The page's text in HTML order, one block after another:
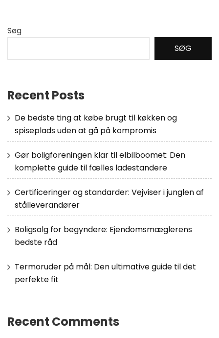
Søg
SØG
Recent Posts
De bedste ting at købe brugt til køkken og
spiseplads uden at gå på kompromis
Gør boligforeningen klar til elbilboomet: Den
komplette guide til fælles ladestandere
Certificeringer og standarder: Vejviser i junglen af
stålleverandører
Boligsalg for begyndere: Ejendomsmæglerens
bedste råd
Termoruder på mål: Den ultimative guide til det
perfekte fit
Recent Comments